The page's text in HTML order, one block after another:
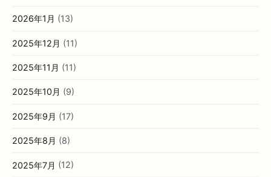
2026年1月 (13)
2025年12月 (11)
2025年11月 (11)
2025年10月 (9)
2025年9月 (17)
2025年8月 (8)
2025年7月 (12)